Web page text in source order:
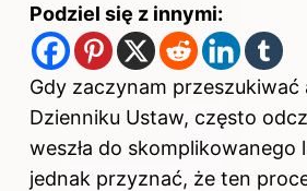
Podziel się z innymi:
Gdy zaczynam
Dzienniku Ustaw, często
weszła do skomplikowanego
jednak przyznać, że ten